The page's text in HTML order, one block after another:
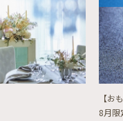
【お
8月限